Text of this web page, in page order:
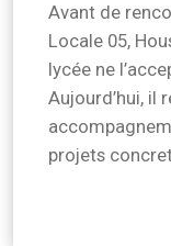
Avant de
Locale 05,
lycée ne
Aujourd’hui, il
projets